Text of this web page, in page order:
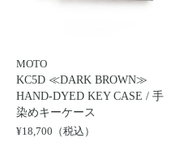
MOTO
KC5D ≪DARK BROWN≫
HAND-DYED KEY CASE / 手
染めキーケース
¥18,700（税込）